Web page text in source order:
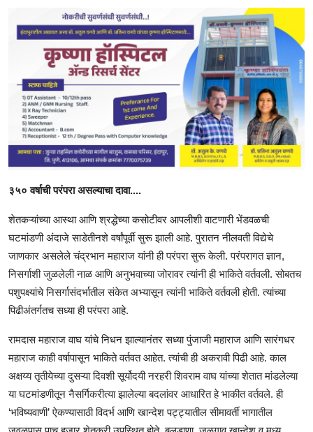
३५० वर्षाची परंपरा असल्याचा दावा....
शेतकऱ्यांच्या आस्था आणि श्रद्धेच्या कसोटीवर आपलीशी वाटणारी भेंडवळची
घटमांडणी अंदाजे साडेतीनशे वर्षांपूर्वी सुरू झाली आहे. पुरातन नीलवती विद्येचे
जाणकार असलेले चंद्रभान महाराज यांनी ही परंपरा सुरू केली. परंपरागत ज्ञान,
निसर्गाशी जुळलेली नाळ आणि अनुभवाच्या जोरावर त्यांनी ही भाकिते वर्तवली. सोबतच
पशुपक्ष्यांचे निसर्गासंदर्भातील संकेत अभ्यासून त्यांनी भाकिते वर्तवली होती. त्यांच्या
पिढीअंतर्गतच सध्या ही परंपरा आहे.
रामदास महाराज वाघ यांचे निधन झाल्यानंतर सध्या पुंजाजी महाराज आणि सारंगधर
महाराज काही वर्षापासून भाकिते वर्तवत आहेत. त्यांची ही अकरावी पिढी आहे. काल
अक्षय्य तृतीयेच्या दुसऱ्या दिवशी सूर्योदयी नरहरी शिवराम वाघ यांच्या शेतात मांडलेल्या
या घटमांडणीतून नैसर्गिकरीत्या झालेल्या बदलांवर आधारित हे भाकीत वर्तवले. ही
‘भविष्यवाणी’ ऐकण्यासाठी विदर्भ आणि खान्देश पट्ट्यातील सीमावर्ती भागातील